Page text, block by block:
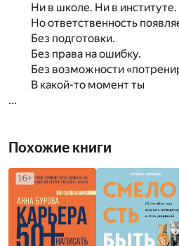
Ни в школе. Ни в
Но ответственность
Без подготовки.
Без права на ошибку.
Без возможности
В какой-то момент ты
...
Похожие книги